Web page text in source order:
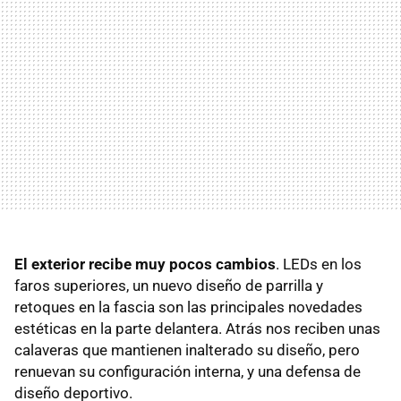
El exterior recibe muy pocos cambios. LEDs en los
faros superiores, un nuevo diseño de parrilla y
retoques en la fascia son las principales novedades
estéticas en la parte delantera. Atrás nos reciben unas
calaveras que mantienen inalterado su diseño, pero
renuevan su configuración interna, y una defensa de
diseño deportivo.